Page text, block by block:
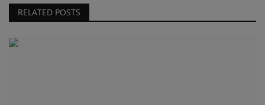
RELATED POSTS